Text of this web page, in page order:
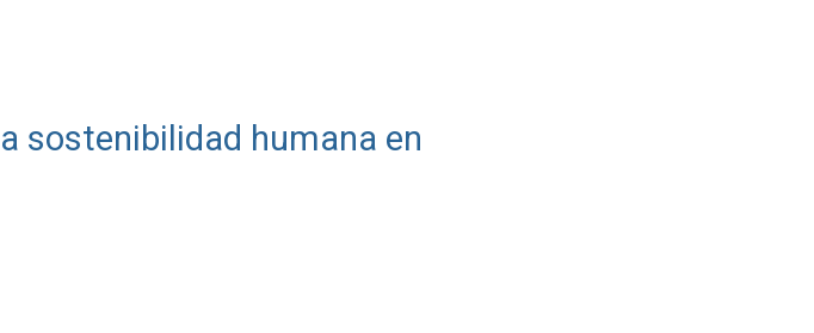
sostenibilidad humana en